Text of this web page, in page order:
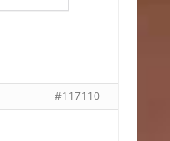
#117110